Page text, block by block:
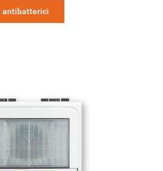
antibatterici